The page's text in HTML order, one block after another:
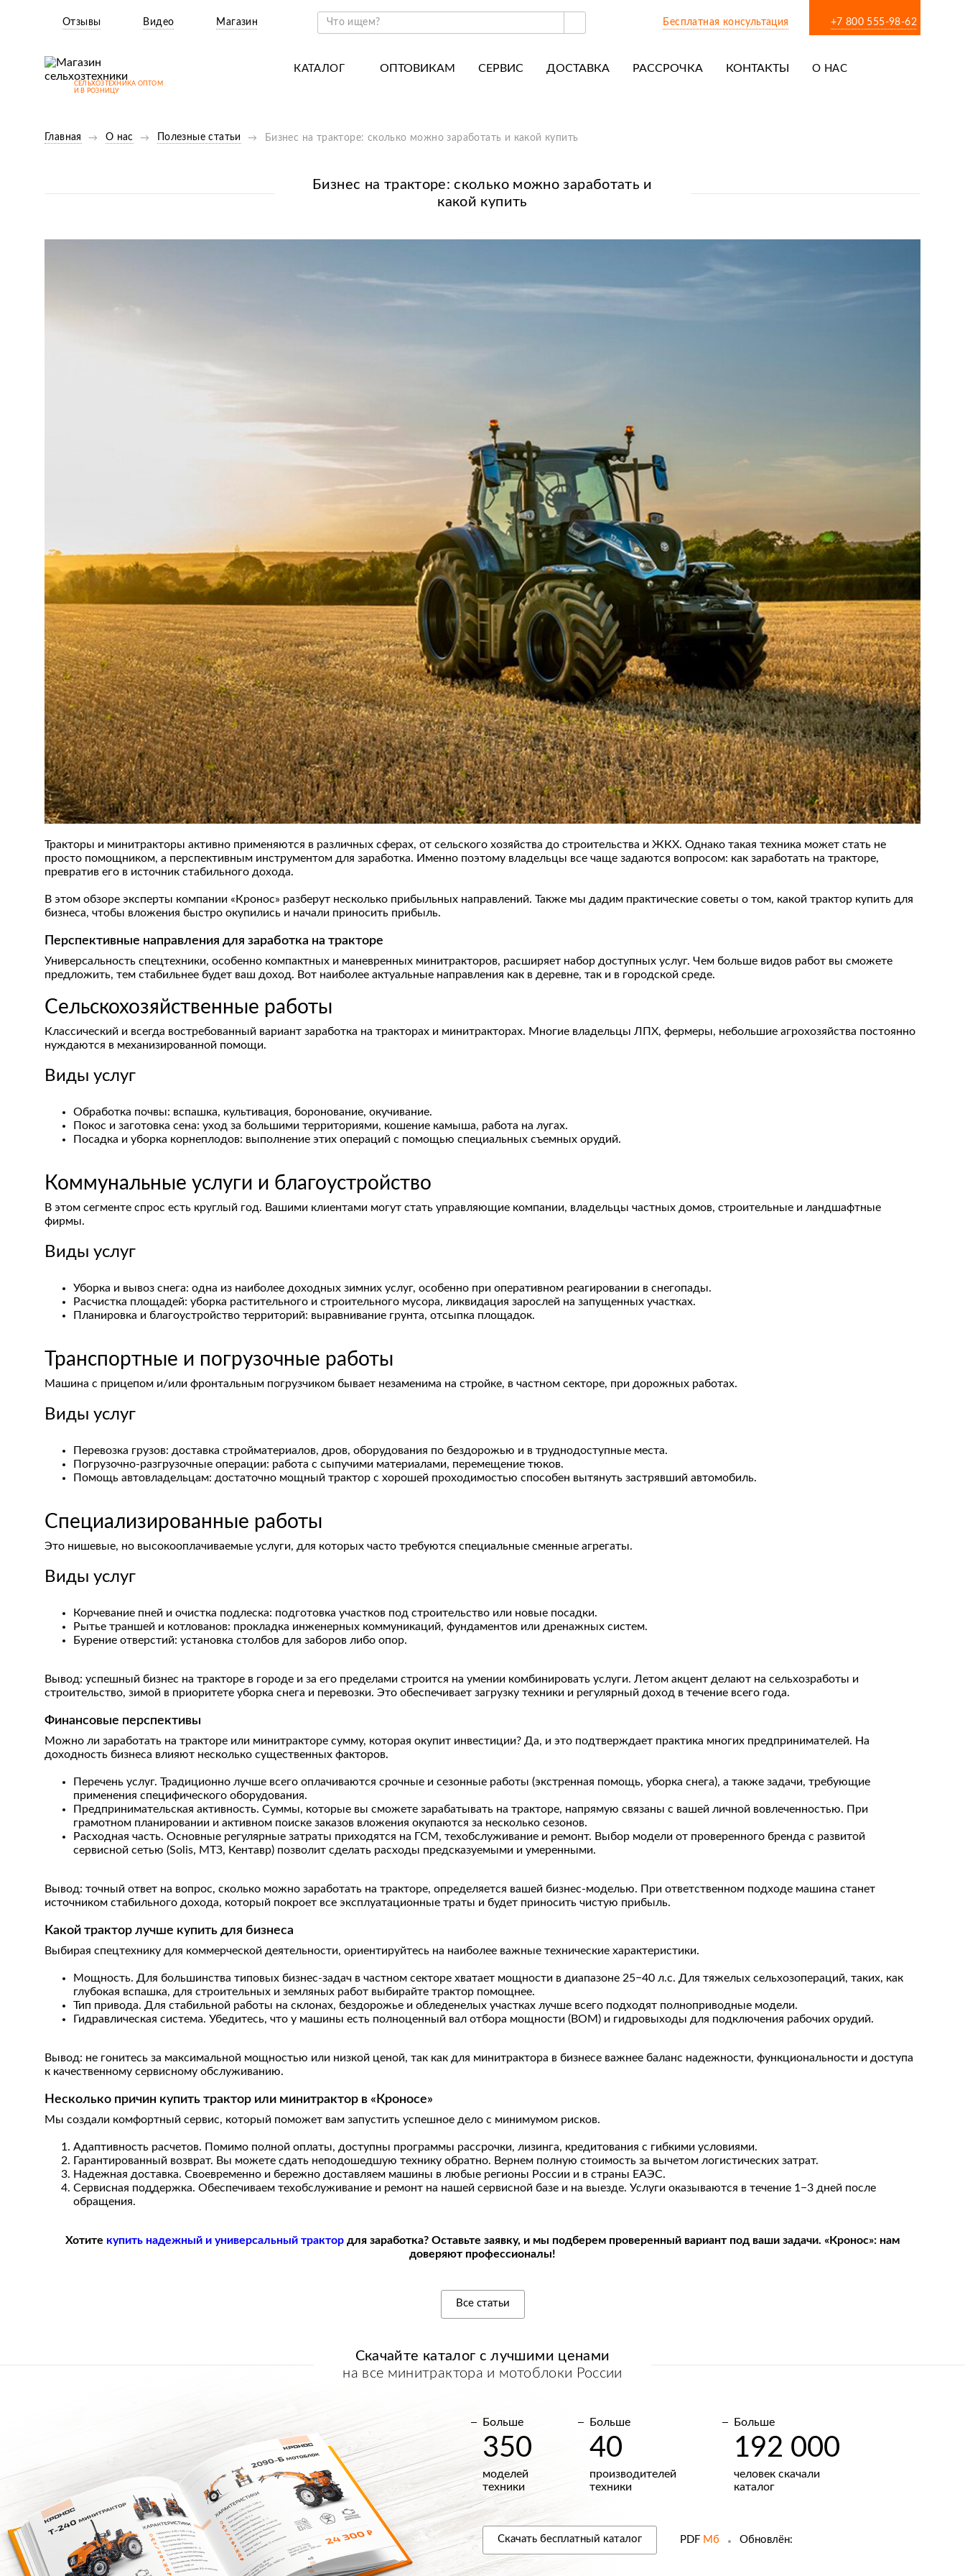
Отзывы Видео Магазин Бесплатная консультация +7 800 555-98-62
СЕЛЬХОЗТЕХНИКА ОПТОМ
И В РОЗНИЦУ
КАТАЛОГ
Навесное оборудование для тракторов
ОПТОВИКАМ СЕРВИС ДОСТАВКА РАССРОЧКА КОНТАКТЫ
О НАС
История
Новости
Вакансии
Главная О нас Полезные статьи Бизнес на тракторе: сколько можно заработать и какой купить
Бизнес на тракторе: сколько можно заработать и
какой купить
Тракторы и минитракторы активно применяются в различных сферах, от сельского хозяйства до строительства и ЖКХ. Однако такая техника может стать не
просто помощником, а перспективным инструментом для заработка. Именно поэтому владельцы все чаще задаются вопросом: как заработать на тракторе,
превратив его в источник стабильного дохода.
В этом обзоре эксперты компании «Кронос» разберут несколько прибыльных направлений. Также мы дадим практические советы о том, какой трактор купить для
бизнеса, чтобы вложения быстро окупились и начали приносить прибыль.
Перспективные направления для заработка на тракторе
Универсальность спецтехники, особенно компактных и маневренных минитракторов, расширяет набор доступных услуг. Чем больше видов работ вы сможете
предложить, тем стабильнее будет ваш доход. Вот наиболее актуальные направления как в деревне, так и в городской среде.
Сельскохозяйственные работы
Классический и всегда востребованный вариант заработка на тракторах и минитракторах. Многие владельцы ЛПХ, фермеры, небольшие агрохозяйства постоянно
нуждаются в механизированной помощи.
Виды услуг
Обработка почвы: вспашка, культивация, боронование, окучивание.
Покос и заготовка сена: уход за большими территориями, кошение камыша, работа на лугах.
Посадка и уборка корнеплодов: выполнение этих операций с помощью специальных съемных орудий.
Коммунальные услуги и благоустройство
В этом сегменте спрос есть круглый год. Вашими клиентами могут стать управляющие компании, владельцы частных домов, строительные и ландшафтные
фирмы.
Виды услуг
Уборка и вывоз снега: одна из наиболее доходных зимних услуг, особенно при оперативном реагировании в снегопады.
Расчистка площадей: уборка растительного и строительного мусора, ликвидация зарослей на запущенных участках.
Планировка и благоустройство территорий: выравнивание грунта, отсыпка площадок.
Транспортные и погрузочные работы
Машина с прицепом и/или фронтальным погрузчиком бывает незаменима на стройке, в частном секторе, при дорожных работах.
Виды услуг
Перевозка грузов: доставка стройматериалов, дров, оборудования по бездорожью и в труднодоступные места.
Погрузочно-разгрузочные операции: работа с сыпучими материалами, перемещение тюков.
Помощь автовладельцам: достаточно мощный трактор с хорошей проходимостью способен вытянуть застрявший автомобиль.
Специализированные работы
Это нишевые, но высокооплачиваемые услуги, для которых часто требуются специальные сменные агрегаты.
Виды услуг
Корчевание пней и очистка подлеска: подготовка участков под строительство или новые посадки.
Рытье траншей и котлованов: прокладка инженерных коммуникаций, фундаментов или дренажных систем.
Бурение отверстий: установка столбов для заборов либо опор.
Вывод: успешный бизнес на тракторе в городе и за его пределами строится на умении комбинировать услуги. Летом акцент делают на сельхозработы и
строительство, зимой в приоритете уборка снега и перевозки. Это обеспечивает загрузку техники и регулярный доход в течение всего года.
Финансовые перспективы
Можно ли заработать на тракторе или минитракторе сумму, которая окупит инвестиции? Да, и это подтверждает практика многих предпринимателей. На
доходность бизнеса влияют несколько существенных факторов.
Перечень услуг. Традиционно лучше всего оплачиваются срочные и сезонные работы (экстренная помощь, уборка снега), а также задачи, требующие
применения специфического оборудования.
Предпринимательская активность. Суммы, которые вы сможете зарабатывать на тракторе, напрямую связаны с вашей личной вовлеченностью. При
грамотном планировании и активном поиске заказов вложения окупаются за несколько сезонов.
Расходная часть. Основные регулярные затраты приходятся на ГСМ, техобслуживание и ремонт. Выбор модели от проверенного бренда с развитой
сервисной сетью (Solis, МТЗ, Кентавр) позволит сделать расходы предсказуемыми и умеренными.
Вывод: точный ответ на вопрос, сколько можно заработать на тракторе, определяется вашей бизнес-моделью. При ответственном подходе машина станет
источником стабильного дохода, который покроет все эксплуатационные траты и будет приносить чистую прибыль.
Какой трактор лучше купить для бизнеса
Выбирая спецтехнику для коммерческой деятельности, ориентируйтесь на наиболее важные технические характеристики.
Мощность. Для большинства типовых бизнес-задач в частном секторе хватает мощности в диапазоне 25−40 л.с. Для тяжелых сельхозопераций, таких, как
глубокая вспашка, для строительных и земляных работ выбирайте трактор помощнее.
Тип привода. Для стабильной работы на склонах, бездорожье и обледенелых участках лучше всего подходят полноприводные модели.
Гидравлическая система. Убедитесь, что у машины есть полноценный вал отбора мощности (ВОМ) и гидровыходы для подключения рабочих орудий.
Вывод: не гонитесь за максимальной мощностью или низкой ценой, так как для минитрактора в бизнесе важнее баланс надежности, функциональности и доступа
к качественному сервисному обслуживанию.
Несколько причин купить трактор или минитрактор в «Кроносе»
Мы создали комфортный сервис, который поможет вам запустить успешное дело с минимумом рисков.
Адаптивность расчетов. Помимо полной оплаты, доступны программы рассрочки, лизинга, кредитования с гибкими условиями.
Гарантированный возврат. Вы можете сдать неподошедшую технику обратно. Вернем полную стоимость за вычетом логистических затрат.
Надежная доставка. Своевременно и бережно доставляем машины в любые регионы России и в страны ЕАЭС.
Сервисная поддержка. Обеспечиваем техобслуживание и ремонт на нашей сервисной базе и на выезде. Услуги оказываются в течение 1−3 дней после
обращения.
Хотите купить надежный и универсальный трактор для заработка? Оставьте заявку, и мы подберем проверенный вариант под ваши задачи. «Кронос»: нам
доверяют профессионалы!
Все статьи
Скачайте каталог случшими ценами
на все минитрактора и мотоблоки России
Больше
350
моделей
техники
Больше
40
производителей
техники
Больше
192 000
человек скачали
каталог
Скачать бесплатный каталог PDF Мб Обновлён: